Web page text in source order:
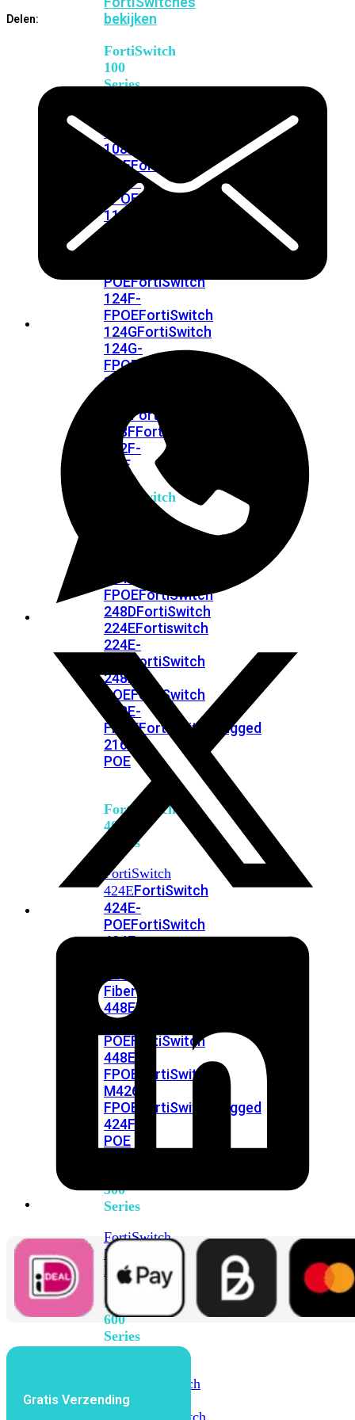
bekijken
FortiSwitch
100
Series
108F-
POEFortiSwitch
108F-
FPOEFortiSwitch
110G-
POEFortiSwitch
124F-
FPOEFortiSwitch
124GFortiSwitch
124G-
FPOE
148F
FortiSwitchRugged
108FFortiSwitchRugged
112F-
POE
FortiSwitch
224D-
FPOEFortiSwitch
248DFortiSwitch
224EFortiswitch
224E-
FortiSwitch
248E-
POEFortiSwitch
248E-
FPOEFortiSwitchRugged
216F-
POE
FortiSwitch
400
Series
FortiSwitch
424EFortiSwitch
424E-
POEFortiSwitch
424E-
FiberFortiSwitch
448EFortiSwitch
POEFortiSwitch
448E-
FPOE
FortiSwitch
M426E-
FPOE
FortiSwitchRugged
424F-
POE
500
Series
FortiSwitch
548D-
FPOE
FortiSwitch
600
Series
FortiSwitch
624F-
FortiSwitch
Delen:
Gratis Verzending